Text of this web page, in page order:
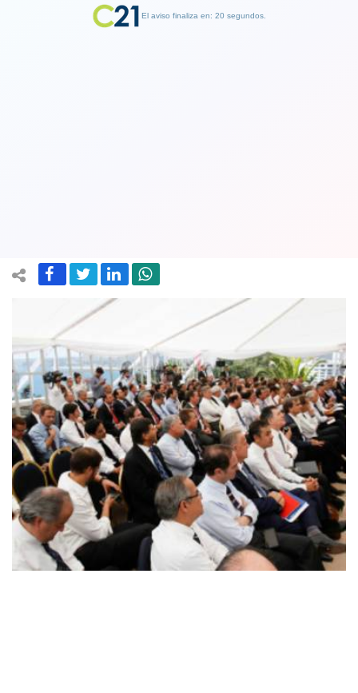
El aviso finaliza en: 19 segundos.